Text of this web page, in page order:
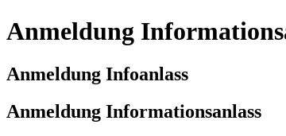
Anmeldung
Anmeldung Infoanlass
Anmeldung Informationsanlass